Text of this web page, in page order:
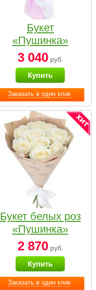
Заказать в один клик
Букет
«Пушинка»
3 040руб.
Купить
Заказать в один клик
Букет белых роз
«Пушинка»
2 870руб.
Купить